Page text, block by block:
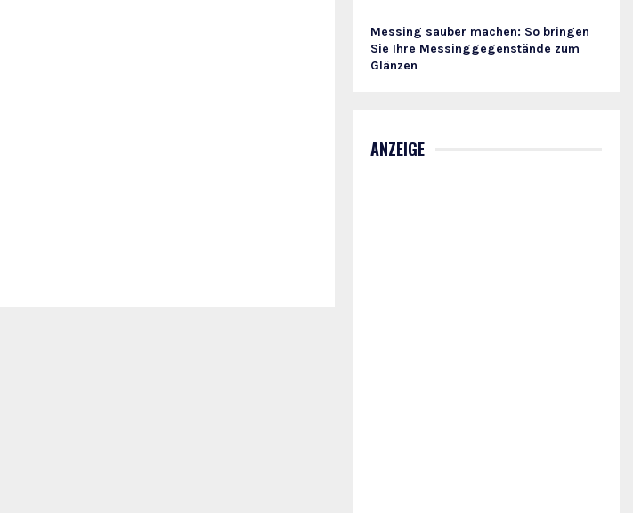
Messing sauber machen: So bringen
Sie Ihre Messinggegenstände zum
Glänzen
ANZEIGE